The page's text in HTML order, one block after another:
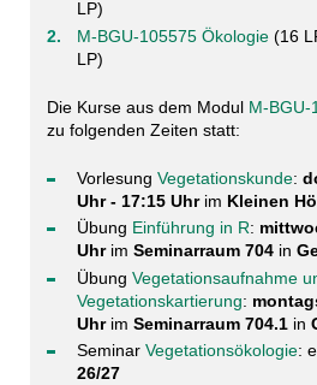
LP)
M-BGU-105575 Ökologie(16
LP)
Die Kurse aus dem Modul M-BGU-
zu folgenden Zeiten statt:
Vorlesung Vegetationskunde:
Uhr - 17:15 Uhrim Kleinen
Übung Einführung in R:
Uhrim Seminarraum 704in
Übung Vegetationsaufnahme
Vegetationskartierung:
Uhrim Seminarraum 704.1in
Seminar Vegetationsökologie:
26/27